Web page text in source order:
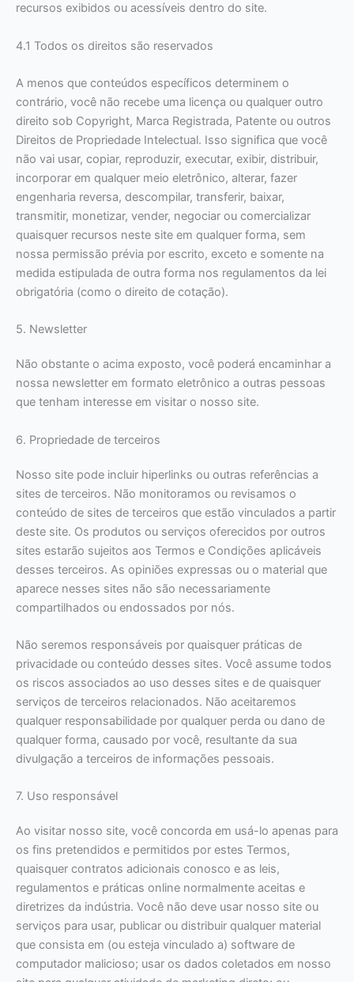
recursos exibidos ou acessíveis dentro do site.
4.1 Todos os direitos são reservados
A menos que conteúdos específicos determinem o
contrário, você não recebe uma licença ou qualquer outro
direito sob Copyright, Marca Registrada, Patente ou outros
Direitos de Propriedade Intelectual. Isso significa que você
não vai usar, copiar, reproduzir, executar, exibir, distribuir,
incorporar em qualquer meio eletrônico, alterar, fazer
engenharia reversa, descompilar, transferir, baixar,
transmitir, monetizar, vender, negociar ou comercializar
quaisquer recursos neste site em qualquer forma, sem
nossa permissão prévia por escrito, exceto e somente na
medida estipulada de outra forma nos regulamentos da lei
obrigatória (como o direito de cotação).
5. Newsletter
Não obstante o acima exposto, você poderá encaminhar a
nossa newsletter em formato eletrônico a outras pessoas
que tenham interesse em visitar o nosso site.
6. Propriedade de terceiros
Nosso site pode incluir hiperlinks ou outras referências a
sites de terceiros. Não monitoramos ou revisamos o
conteúdo de sites de terceiros que estão vinculados a partir
deste site. Os produtos ou serviços oferecidos por outros
sites estarão sujeitos aos Termos e Condições aplicáveis
desses terceiros. As opiniões expressas ou o material que
aparece nesses sites não são necessariamente
compartilhados ou endossados por nós.
Não seremos responsáveis por quaisquer práticas de
privacidade ou conteúdo desses sites. Você assume todos
os riscos associados ao uso desses sites e de quaisquer
serviços de terceiros relacionados. Não aceitaremos
qualquer responsabilidade por qualquer perda ou dano de
qualquer forma, causado por você, resultante da sua
divulgação a terceiros de informações pessoais.
7. Uso responsável
Ao visitar nosso site, você concorda em usá-lo apenas para
os fins pretendidos e permitidos por estes Termos,
quaisquer contratos adicionais conosco e as leis,
regulamentos e práticas online normalmente aceitas e
diretrizes da indústria. Você não deve usar nosso site ou
serviços para usar, publicar ou distribuir qualquer material
que consista em (ou esteja vinculado a) software de
computador malicioso; usar os dados coletados em nosso